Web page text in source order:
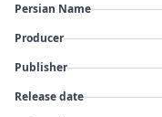
Persian Name
Producer
Publisher
Release date